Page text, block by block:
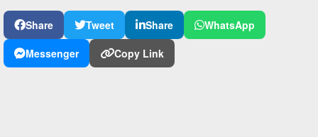
Share Tweet Share
WhatsApp
Messenger
Copy Link